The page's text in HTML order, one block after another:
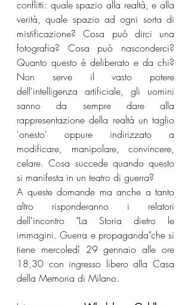
conflitti: quale spazio alla realtà, e alla
verità, quale spazio ad ogni sorta di
mistificazione? Cosa può dirci una
fotografia? Cosa può nasconderci?
Quanto questo è deliberato e da chi?
Non serve il vasto potere
dell'intelligenza artificiale, gli uomini
sanno da sempre dare alla
rappresentazione della realtà un taglio
'onesto' oppure indirizzato a
modificare, manipolare, convincere,
celare. Cosa succede quando questo
si manifesta in un teatro di guerra?
A queste domande ma anche a tanto
altro risponderanno i relatori
dell'incontro "La Storia dietro le
immagini. Guerra e propaganda"che si
tiene mercoledì 29 gennaio alle ore
18,30 con ingresso libero alla Casa
della Memoria di Milano.